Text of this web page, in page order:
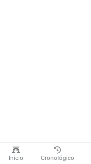
Inicio Cronológico